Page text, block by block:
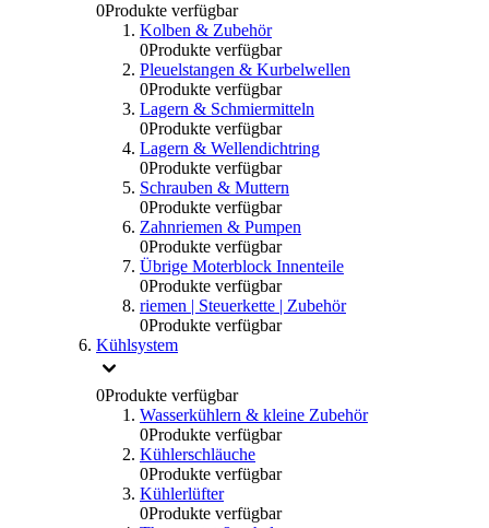
0Produkte verfügbar
Kolben & Zubehör
0Produkte verfügbar
Pleuelstangen & Kurbelwellen
0Produkte verfügbar
Lagern & Schmiermitteln
0Produkte verfügbar
Lagern & Wellendichtring
0Produkte verfügbar
Schrauben & Muttern
0Produkte verfügbar
Zahnriemen & Pumpen
0Produkte verfügbar
Übrige Moterblock Innenteile
0Produkte verfügbar
riemen | Steuerkette | Zubehör
0Produkte verfügbar
Kühlsystem
0Produkte verfügbar
Wasserkühlern & kleine Zubehör
0Produkte verfügbar
Kühlerschläuche
0Produkte verfügbar
Kühlerlüfter
0Produkte verfügbar